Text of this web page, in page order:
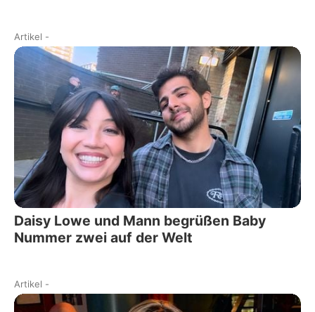
Artikel -
Daisy Lowe und Mann begrüßen Baby
Nummer zwei auf der Welt
Artikel -